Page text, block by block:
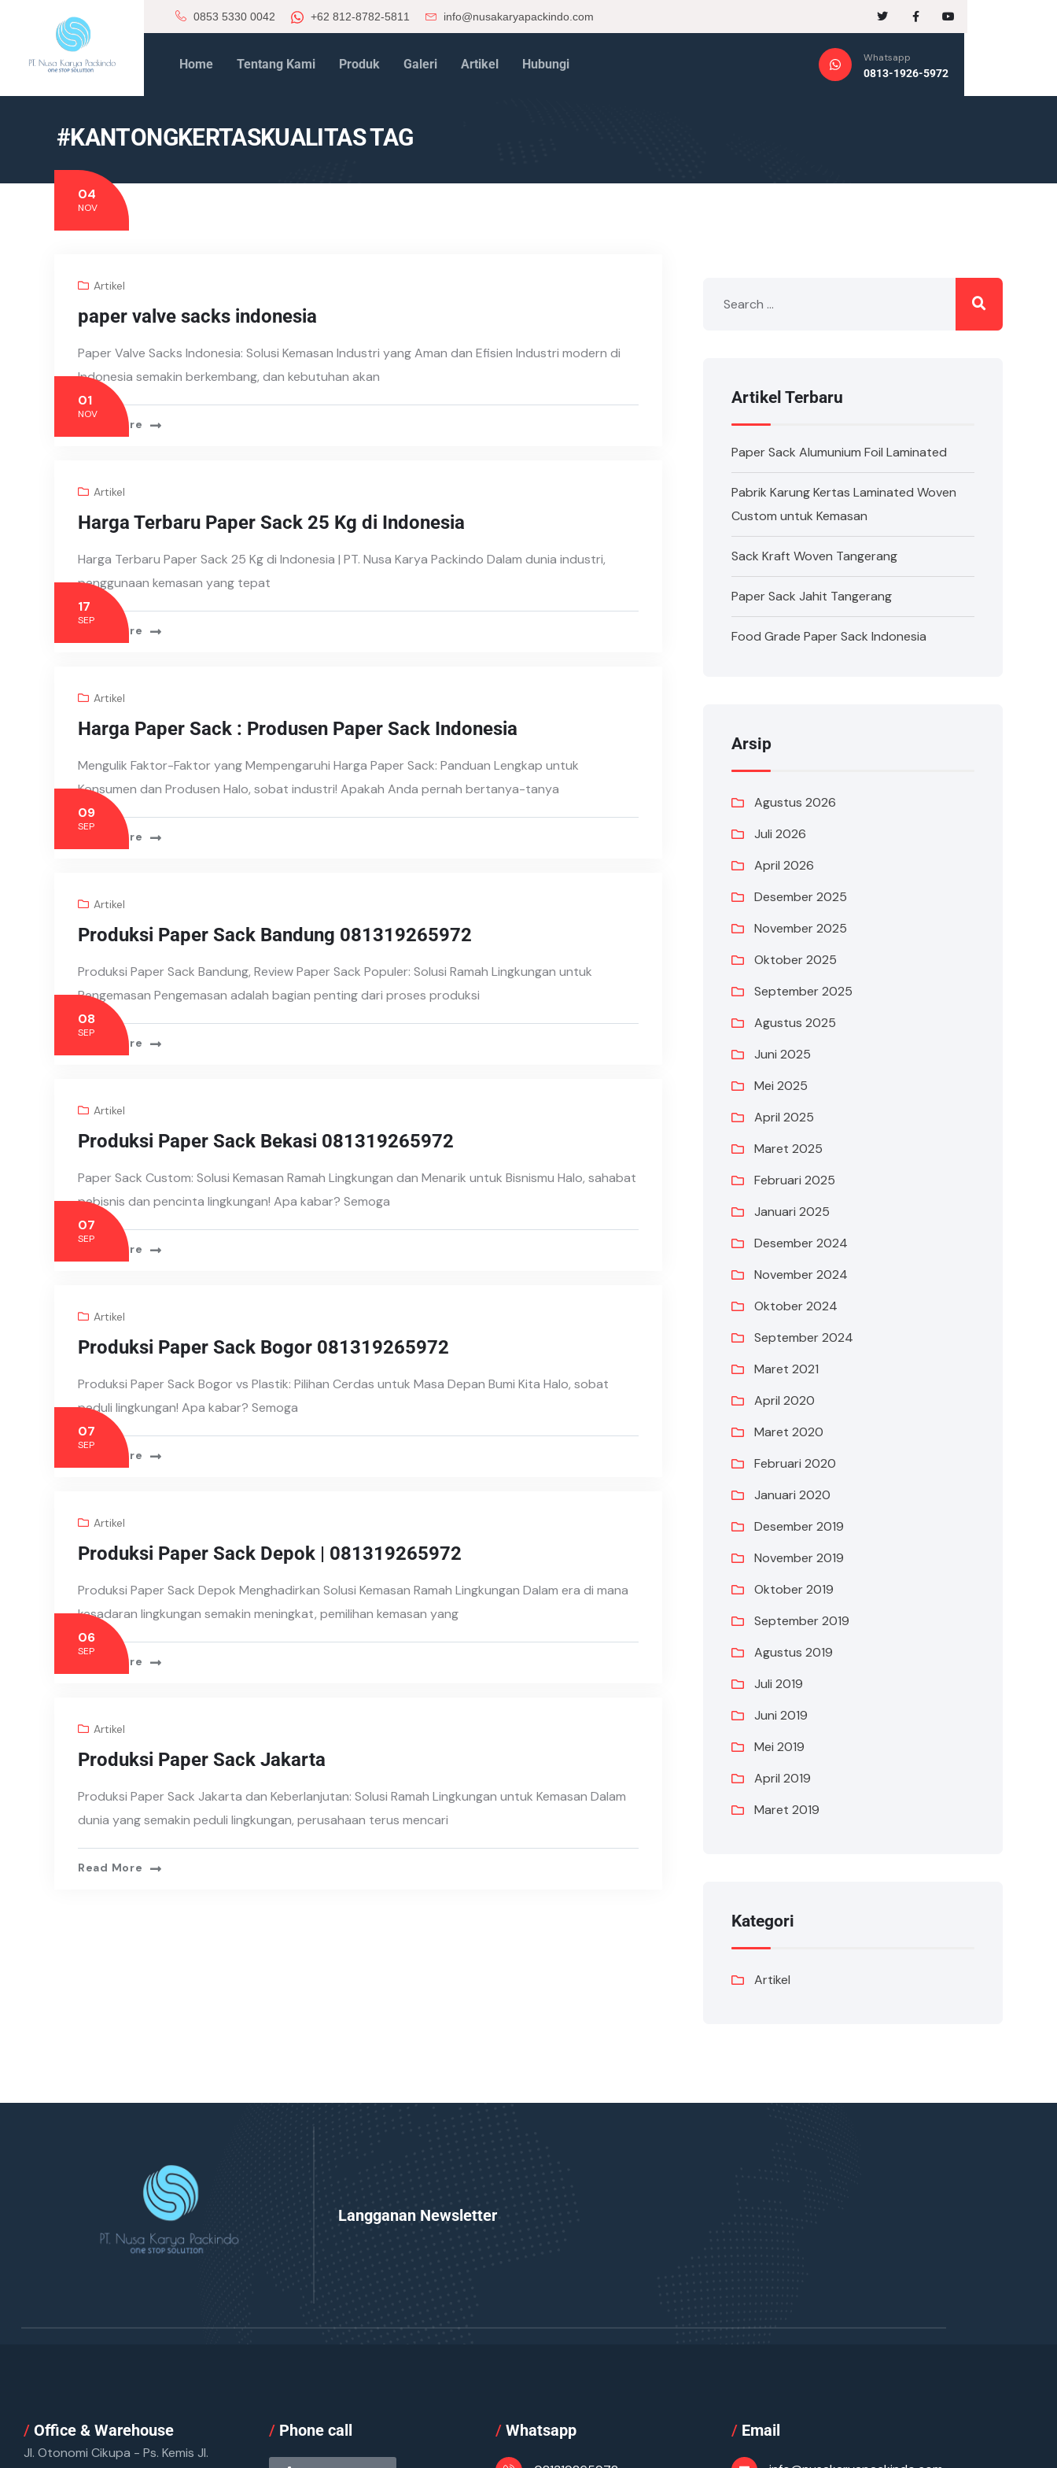
0853 5330 0042 +62 812-8782-5811 info@nusakaryapackindo.com
Home Tentang Kami Produk Galeri Artikel Hubungi
Whatsapp
0813-1926-5972
#KANTONGKERTASKUALITAS TAG
04
NOV
Artikel
paper valve sacks indonesia
Paper Valve Sacks Indonesia: Solusi Kemasan Industri yang Aman dan Efisien Industri modern di
Indonesia semakin berkembang, dan kebutuhan akan
Read More
01
NOV
Artikel
Harga Terbaru Paper Sack 25 Kg di Indonesia
Harga Terbaru Paper Sack 25 Kg di Indonesia | PT. Nusa Karya Packindo Dalam dunia industri,
penggunaan kemasan yang tepat
Read More
17
SEP
Artikel
Harga Paper Sack : Produsen Paper Sack Indonesia
Mengulik Faktor-Faktor yang Mempengaruhi Harga Paper Sack: Panduan Lengkap untuk
Konsumen dan Produsen Halo, sobat industri! Apakah Anda pernah bertanya-tanya
Read More
09
SEP
Artikel
Produksi Paper Sack Bandung 081319265972
Produksi Paper Sack Bandung, Review Paper Sack Populer: Solusi Ramah Lingkungan untuk
Pengemasan Pengemasan adalah bagian penting dari proses produksi
Read More
08
SEP
Artikel
Produksi Paper Sack Bekasi 081319265972
Paper Sack Custom: Solusi Kemasan Ramah Lingkungan dan Menarik untuk Bisnismu Halo, sahabat
pebisnis dan pencinta lingkungan! Apa kabar? Semoga
Read More
07
SEP
Artikel
Produksi Paper Sack Bogor 081319265972
Produksi Paper Sack Bogor vs Plastik: Pilihan Cerdas untuk Masa Depan Bumi Kita Halo, sobat
peduli lingkungan! Apa kabar? Semoga
Read More
07
SEP
Artikel
Produksi Paper Sack Depok | 081319265972
Produksi Paper Sack Depok Menghadirkan Solusi Kemasan Ramah Lingkungan Dalam era di mana
kesadaran lingkungan semakin meningkat, pemilihan kemasan yang
Read More
06
SEP
Artikel
Produksi Paper Sack Jakarta
Produksi Paper Sack Jakarta dan Keberlanjutan: Solusi Ramah Lingkungan untuk Kemasan Dalam
dunia yang semakin peduli lingkungan, perusahaan terus mencari
Read More
Artikel Terbaru
Paper Sack Alumunium Foil Laminated
Pabrik Karung Kertas Laminated Woven
Custom untuk Kemasan
Sack Kraft Woven Tangerang
Paper Sack Jahit Tangerang
Food Grade Paper Sack Indonesia
Arsip
Agustus 2026
Juli 2026
April 2026
Desember 2025
November 2025
Oktober 2025
September 2025
Agustus 2025
Juni 2025
Mei 2025
April 2025
Maret 2025
Februari 2025
Januari 2025
Desember 2024
November 2024
Oktober 2024
September 2024
Maret 2021
April 2020
Maret 2020
Februari 2020
Januari 2020
Desember 2019
November 2019
Oktober 2019
September 2019
Agustus 2019
Juli 2019
Juni 2019
Mei 2019
April 2019
Maret 2019
Kategori
Artikel
Langganan Newsletter
/ Office & Warehouse
Jl. Otonomi Cikupa - Ps. Kemis Jl.
/ Phone call /Whatsapp /Email